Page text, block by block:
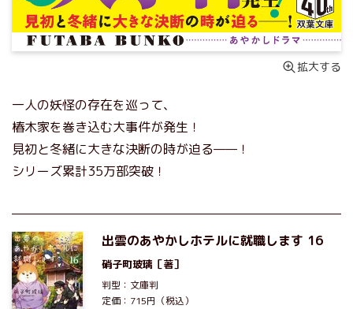
拡大する
一人の妖怪の存在を巡って、
椿木家を巻き込む大事件が発生！
見初と冬緒に大きな決断の時が迫る——！
シリーズ累計35万部突破！
出雲のあやかしホテルに就職します 16
硝子町玻璃 ［著］
判型：文庫判
定価：715円（税込）